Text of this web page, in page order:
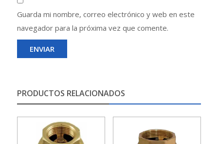
Guarda mi nombre, correo electrónico y web en este
navegador para la próxima vez que comente.
PRODUCTOS RELACIONADOS